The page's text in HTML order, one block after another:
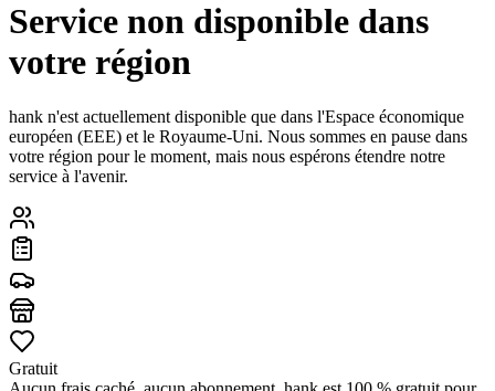
Service non disponible dans
votre région
hank n'est actuellement disponible que dans l'Espace économique
européen (EEE) et le Royaume-Uni. Nous sommes en pause dans
votre région pour le moment, mais nous espérons étendre notre
service à l'avenir.
Gratuit